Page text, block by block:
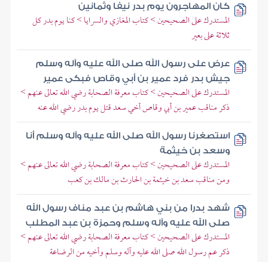
كان المهاجرون يوم بدر نيفا وثمانين
المستدرك على الصحيحين > كتاب المغازي والسرايا > كنا يوم بدر كل
ثلاثة على بعير
عرض على رسول الله صلى الله عليه وآله وسلم
جيش بدر فرد عمير بن أبي وقاص فبكى عمير
المستدرك على الصحيحين > كتاب معرفة الصحابة رضي الله تعالى عنهم >
ذكر مناقب عمير بن أبي وقاص أخي سعد قتل يوم بدر رضي الله عنه
استصغرنا رسول الله صلى الله عليه وآله وسلم أنا
وسعد بن خيثمة
المستدرك على الصحيحين > كتاب معرفة الصحابة رضي الله تعالى عنهم >
ومن مناقب سعد بن خيثمة بن الحارث بن مالك بن كعب
شهد بدرا من بني هاشم بن عبد مناف رسول الله
صلى الله عليه وآله وسلم وحمزة بن عبد المطلب
المستدرك على الصحيحين > كتاب معرفة الصحابة رضي الله تعالى عنهم >
ذكر عم رسول الله صلى الله عليه وآله وسلم وأخيه من الرضاعة